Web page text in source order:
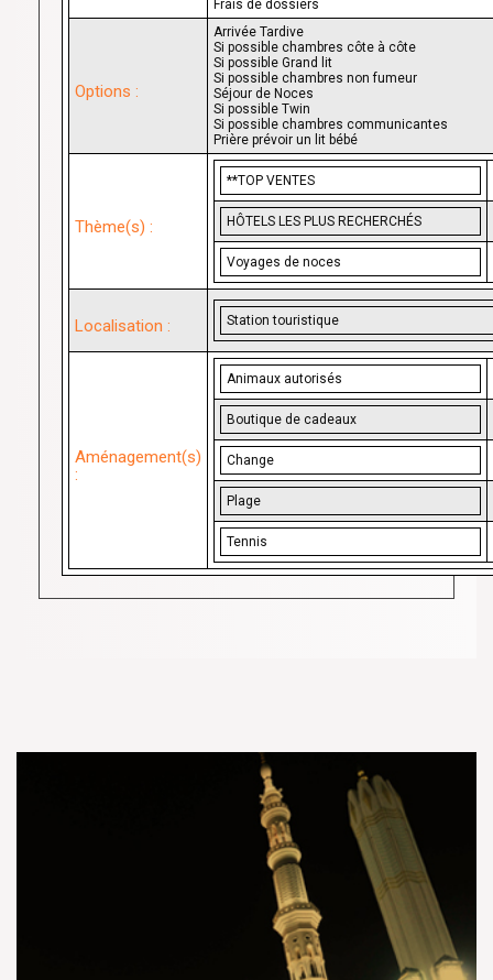
Frais de dossiers
Options :
Arrivée Tardive
Si possible chambres côte à côte
Si possible Grand lit
Si possible chambres non fumeur
Séjour de Noces
Si possible Twin
Si possible chambres communicantes
Prière prévoir un lit bébé
Thème(s) :
**TOP VENTES
HÔTELS LES PLUS RECHERCHÉS
Voyages de noces
Localisation : Station touristique
Aménagement(s)
:
Animaux autorisés
Boutique de cadeaux
Change
Plage
Tennis